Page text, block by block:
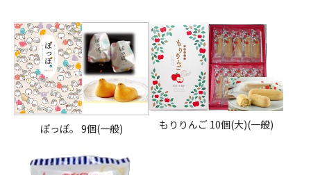
ぽっぽ。 9個(一般) もりりんご 10個(大)(一般)